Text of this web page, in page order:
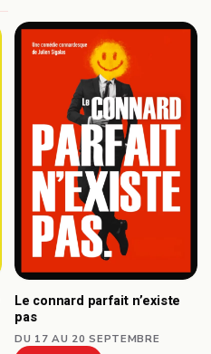
Le connard parfait n’existe
pas
DU 17 AU 20 SEPTEMBRE